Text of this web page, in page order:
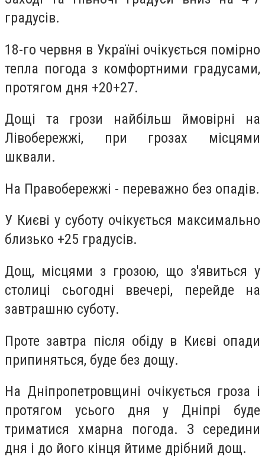
градусів.
18-го червня в Україні очікується помірно
тепла погода з комфортними градусами,
протягом дня +20+27.
Дощі та грози найбільш ймовірні на
Лівобережжі, при грозах місцями
шквали.
На Правобережжі - переважно без опадів.
У Києві у суботу очікується максимально
близько +25 градусів.
Дощ, місцями з грозою, що з'явиться у
столиці сьогодні ввечері, перейде на
завтрашню суботу.
Проте завтра після обіду в Києві опади
припиняться, буде без дощу.
На Дніпропетровщині очікується гроза і
протягом усього дня у Дніпрі буде
триматися хмарна погода. З середини
дня і до його кінця йтиме дрібний дощ.